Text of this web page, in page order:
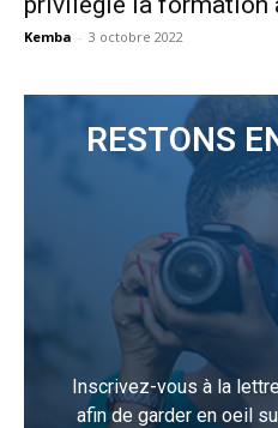
Kemba - 3 octobre 2022
RESTONS
Inscrivez-vous à la
afin de garder en oeil